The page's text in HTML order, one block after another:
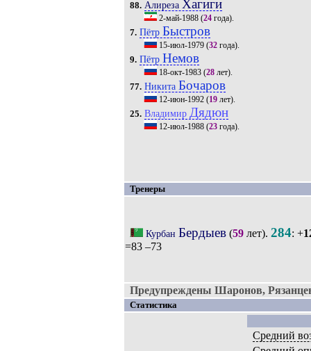
88. Алиреза Хагиги
2-май-1988(24года).
7. Пётр Быстров
15-июл-1979(32года).
9. Пётр Немов
18-окт-1983(28лет).
77. Никита Бочаров
12-июн-1992(19лет).
25. Владимир Дядюн
12-июл-1988(23года).
Тренеры
Курбан Бердыев(59лет). 284: +
=83 –73
Предупреждены Шаронов,
Статистика
Средний